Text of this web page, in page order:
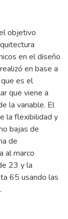
objetivo
en el diseño
en base a
es el
que viene a
la variable. El
la flexibilidad y
bajas de
de
al marco
23 y la
65 usando las